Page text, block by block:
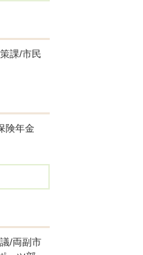
課/市民
険年金
/両副市